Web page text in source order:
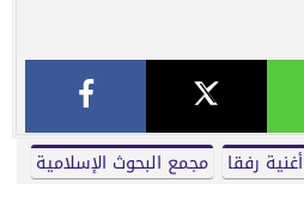
أغنية رفقا مجمع البحوث الإسلامية